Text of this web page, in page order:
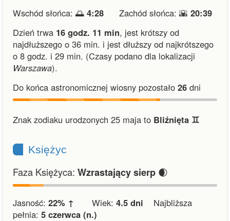
Wschód słońca: 🌅 4:28 Zachód słońca: 🌇 20:39
Dzień trwa 16 godz. 11 min, jest krótszy od
najdłuższego o 36 min. i jest dłuższy od najkrótszego
o 8 godz. i 29 min. (Czasy podano dla lokalizacji
Warszawa).
Do końca astronomicznej wiosny pozostało 26 dni
Znak zodiaku urodzonych 25 maja to Bliźnięta ♊︎
Księżyc
Faza Księżyca: Wzrastający sierp 🌒
Jasność: 22% ↑ Wiek: 4.5 dni Najbliższa
pełnia: 5 czerwca (n.)